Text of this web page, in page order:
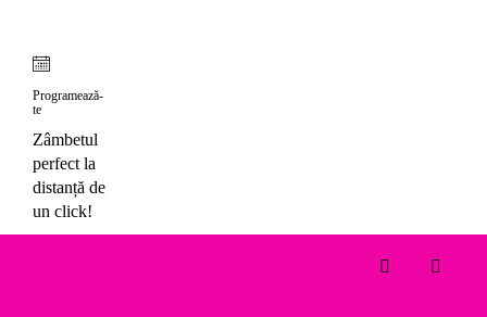
content
Programează-
te
Zâmbetul
perfect la
distanță de
un click!
Toggle